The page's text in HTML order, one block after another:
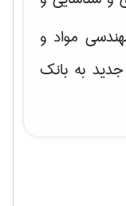
مواد و
به بانک